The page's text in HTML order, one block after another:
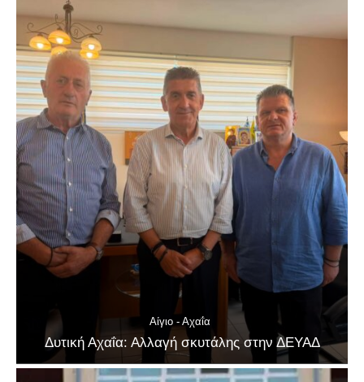
Αίγιο - Αχαΐα
Δυτική Αχαΐα: Αλλαγή σκυτάλης στην ΔΕΥΑΔ